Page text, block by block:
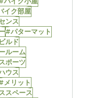
イク部屋
ンス
#パターマット
ルド
ルーム
ポーツ
ウス
メリット
スペース